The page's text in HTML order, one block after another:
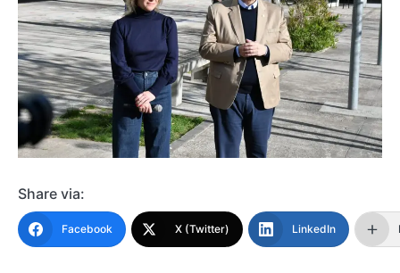
Share via:
Facebook X (Twitter) LinkedIn